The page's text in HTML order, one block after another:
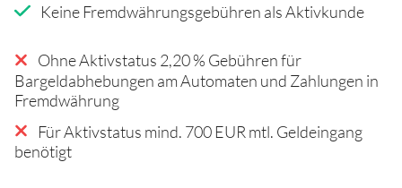
Keine Fremdwährungsgebühren als Aktivkunde
Ohne Aktivstatus 2,20 % Gebühren für
Bargeldabhebungen am Automaten und Zahlungen in
Fremdwährung
Für Aktivstatus mind. 700 EUR mtl. Geldeingang
benötigt